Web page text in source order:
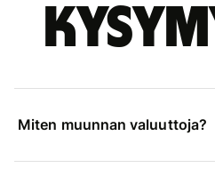
Miten muunnan valuuttoja?